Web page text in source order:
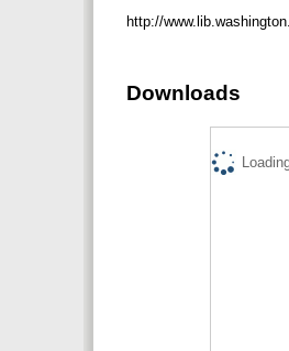
http://
Downloads